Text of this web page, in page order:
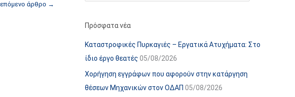
επόμενο άρθρο →
α
τ
ή
ε
θ
ρ
Πρόσφατα νέα
Καταστροφικές Πυρκαγιές – Εργατικά Ατυχήματα: Στο
ίδιο έργο θεατές 05/08/2026
Χορήγηση εγγράφων που αφορούν στην κατάργηση
θέσεων Μηχανικών στον ΟΔΑΠ 05/08/2026